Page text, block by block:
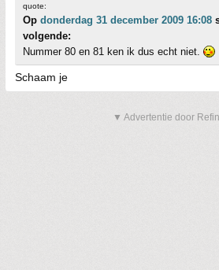
quote:
Op donderdag 31 december 2009 16:08
volgende:
Nummer 80 en 81 ken ik dus echt niet.
Schaam je
▼ Advertentie door